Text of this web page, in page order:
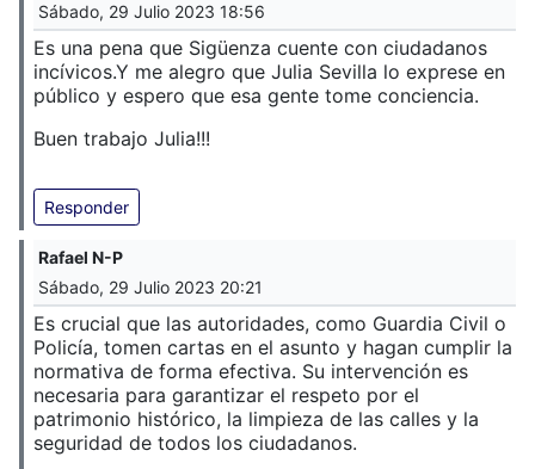
Sábado, 29 Julio 2023 18:56
Es una pena que Sigüenza cuente con ciudadanos
incívicos.Y me alegro que Julia Sevilla lo exprese en
público y espero que esa gente tome conciencia.
Buen trabajo Julia!!!
Responder
Rafael N-P
Sábado, 29 Julio 2023 20:21
Es crucial que las autoridades, como Guardia Civil o
Policía, tomen cartas en el asunto y hagan cumplir la
normativa de forma efectiva. Su intervención es
necesaria para garantizar el respeto por el
patrimonio histórico, la limpieza de las calles y la
seguridad de todos los ciudadanos.